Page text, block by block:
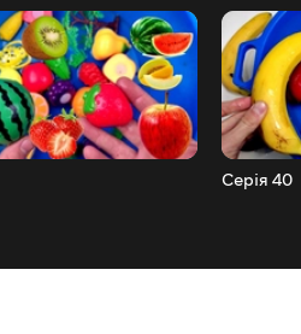
Серія 40